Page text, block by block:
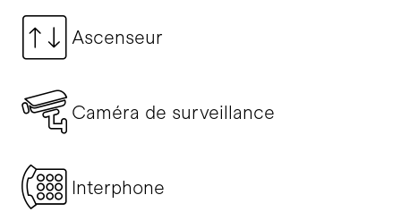
Ascenseur
Caméra de surveillance
Interphone